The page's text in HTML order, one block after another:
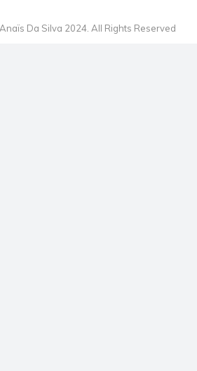
Da Silva 2024. All Rights Reserved